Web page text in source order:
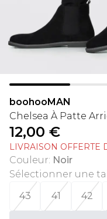
boohooMAN
Chelsea À Patte
12,00 €
LIVRAISON OFFERTE
Couleur: Noir
Sélectionner une
43
41 42